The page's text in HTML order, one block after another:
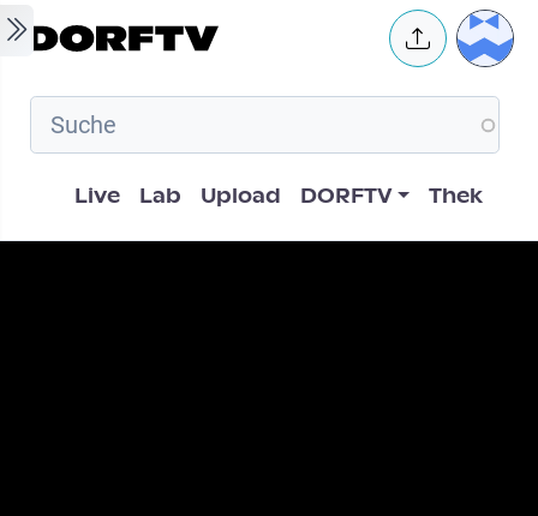
Skip to main content User
Hauptnavigation
Live Lab Upload DORFTV Thek